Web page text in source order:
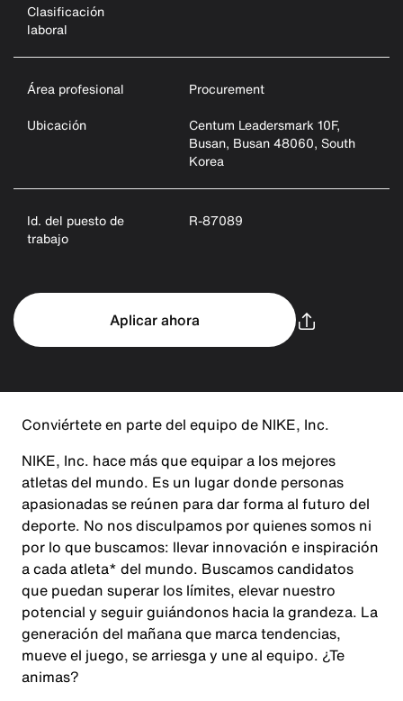
Clasificación
laboral
Área profesional
Procurement
Ubicación
Centum Leadersmark 10F,
Busan, Busan 48060, South
Korea
Id. del puesto de
trabajo
R-87089
Aplicar ahora
Conviértete en parte del equipo de NIKE, Inc.
NIKE, Inc. hace más que equipar a los mejores
atletas del mundo. Es un lugar donde personas
apasionadas se reúnen para dar forma al futuro del
deporte. No nos disculpamos por quienes somos ni
por lo que buscamos: llevar innovación e inspiración
a cada atleta* del mundo. Buscamos candidatos
que puedan superar los límites, elevar nuestro
potencial y seguir guiándonos hacia la grandeza. La
generación del mañana que marca tendencias,
mueve el juego, se arriesga y une al equipo. ¿Te
animas?